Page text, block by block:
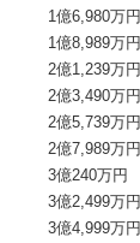
1億6,980万円
1億8,989万円
2億1,239万円
2億3,490万円
2億5,739万円
2億7,989万円
3億240万円
3億2,499万円
3億4,999万円